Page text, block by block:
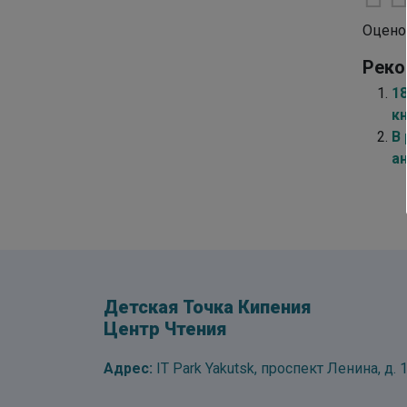
В
Детская Точка Кипения
Центр Чтения
Адрес: IT Park Yakutsk, проспект Ленина, д.